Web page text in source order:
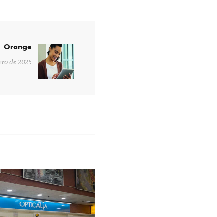
Next
post:
Orange
de 2025